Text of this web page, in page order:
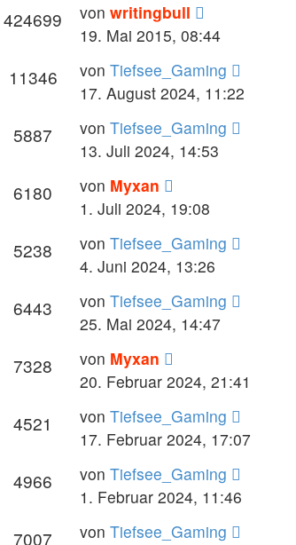
424699 von writingbull
19. Mai 2015, 08:44
11346 von Tiefsee_Gaming
17. August 2024, 11:22
5887 von Tiefsee_Gaming
13. Juli 2024, 14:53
6180 von Myxan
1. Juli 2024, 19:08
5238 von Tiefsee_Gaming
4. Juni 2024, 13:26
6443 von Tiefsee_Gaming
25. Mai 2024, 14:47
7328 von Myxan
20. Februar 2024, 21:41
4521 von Tiefsee_Gaming
17. Februar 2024, 17:07
4966 von Tiefsee_Gaming
1. Februar 2024, 11:46
7007 von Tiefsee_Gaming